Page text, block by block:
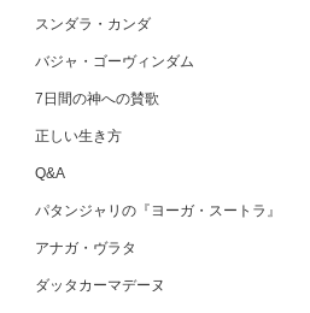
スンダラ・カンダ
バジャ・ゴーヴィンダム
7日間の神への賛歌
正しい生き方
Q&A
パタンジャリの『ヨーガ・スートラ』
アナガ・ヴラタ
ダッタカーマデーヌ